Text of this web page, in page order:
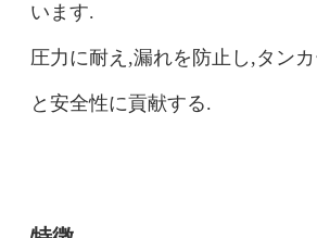
います.
圧力に耐え,漏れを防止し,タン
と安全性に貢献する.